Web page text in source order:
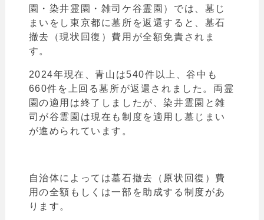
園・染井霊園・雑司ケ谷霊園）では、墓じ
まいをし東京都に墓所を返還すると、墓石
撤去（現状回復）費用が全額免責されま
す。
2024年現在、青山は540件以上、谷中も
660件を上回る墓所が返還されました。両霊
園の適用は終了しましたが、染井霊園と雑
司が谷霊園は現在も制度を適用し墓じまい
が進められています。
自治体によっては墓石撤去（原状回復）費
用の全額もしくは一部を助成する制度があ
ります。